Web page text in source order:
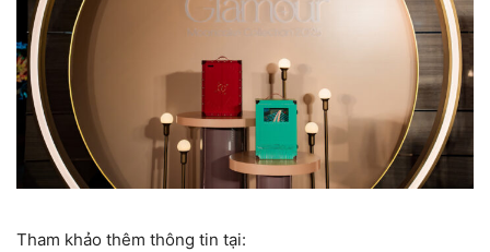
Tham khảo thêm thông tin tại: